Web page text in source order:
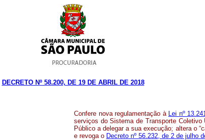
DECRETO Nº 58.200, DE 19 DE ABRIL DE 2018
Confere nova regulamentação à Lei nº
serviços do Sistema de Transporte
Público a delegar a sua execução; altera o
e revoga o Decreto nº 56.232, de 2 de julho